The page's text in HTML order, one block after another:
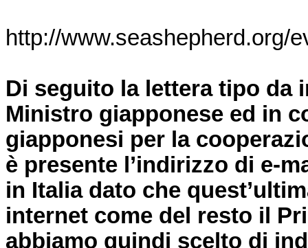
http://www.seashepherd.org/
Di seguito la lettera tipo da
Ministro giapponese ed in
giapponesi per la
è presente l’indirizzo di e-
in Italia dato che
internet come del resto il
abbiamo quindi scelto di